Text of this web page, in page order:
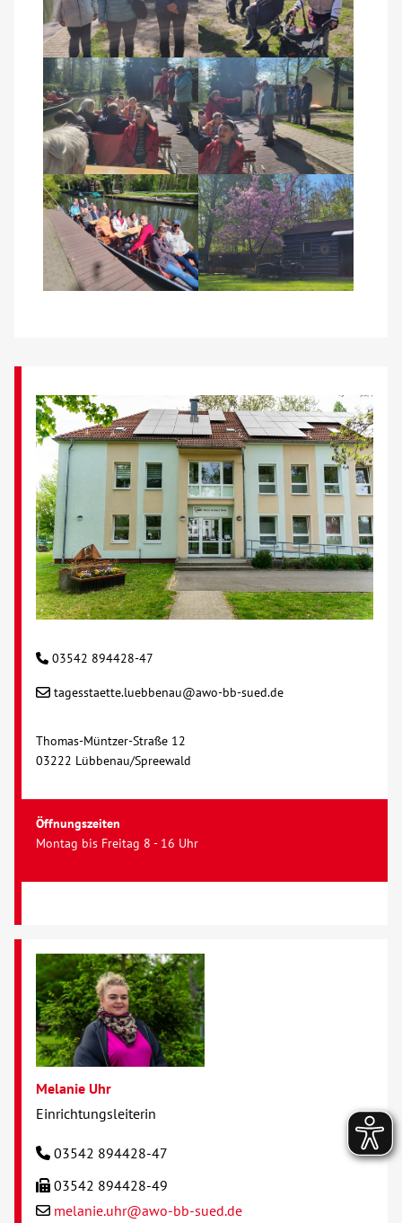
03542 894428-47
tagesstaette.luebbenau@awo-bb-sued.de
Thomas-Müntzer-Straße 12
03222 Lübbenau/Spreewald
Öffnungszeiten
Montag bis Freitag 8 - 16 Uhr
Melanie Uhr
Einrichtungsleiterin
03542 894428-47
03542 894428-49
melanie.uhr@awo-bb-sued.de